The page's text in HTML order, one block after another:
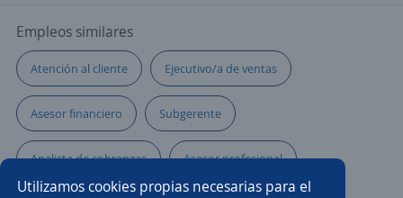
Utilizamos cookies propias necesarias para el
Empleos similares
Atención al cliente Ejecutivo/a de ventas
Asesor financiero Subgerente
Analista de cobranzas Asesor profesional